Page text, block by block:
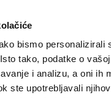
bismo
tako, podatke o
i analizu, a oni ih
ste upotrebljavali
Размещение